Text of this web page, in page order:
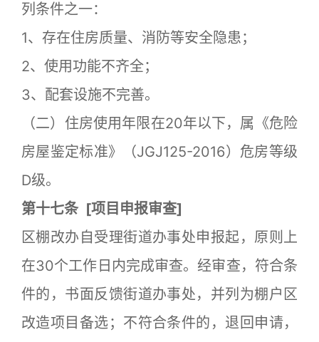
列条件之一：
1、存在住房质量、消防等安全隐患；
2、使用功能不齐全；
3、配套设施不完善。
（二）住房使用年限在20年以下，属《危险
房屋鉴定标准》（JGJ125-2016）危房等级
D级。
第十七条 [项目申报审查]
区棚改办自受理街道办事处申报起，原则上
在30个工作日内完成审查。经审查，符合条
件的，书面反馈街道办事处，并列为棚户区
改造项目备选；不符合条件的，退回申请，